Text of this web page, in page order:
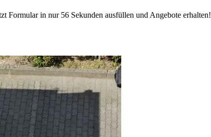
Formular in nur 56 Sekunden ausfüllen und Angebote erhalten!